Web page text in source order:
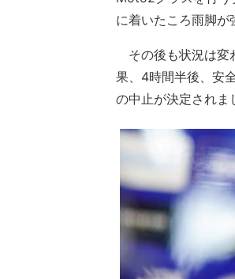
に着いたころ雨脚が
その後も状況は変
果、4時間半後、安
の中止が決定されま